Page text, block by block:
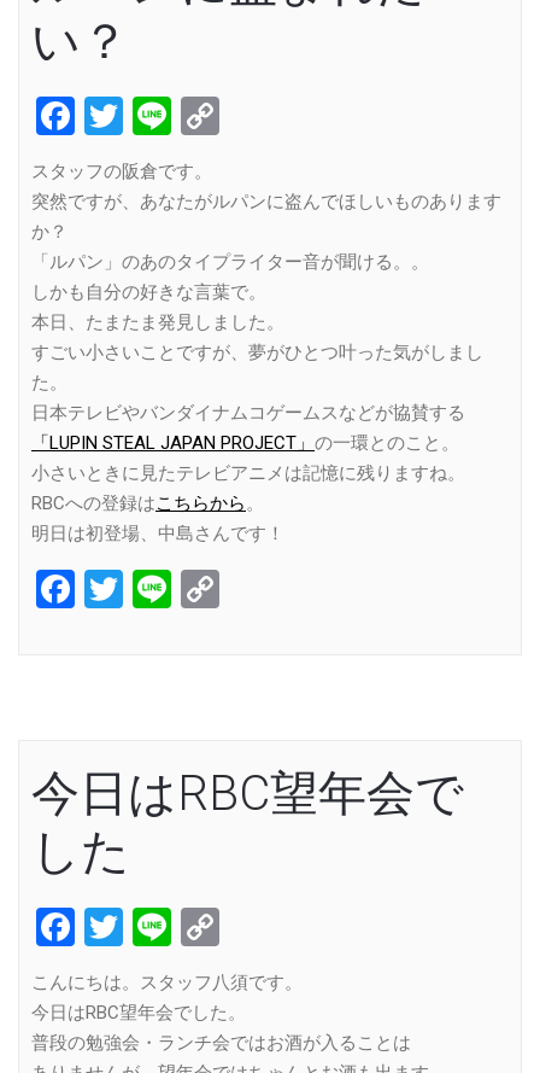
い？
Facebook
Twitter
Line
スタッフの阪倉です。
突然ですが、あなたがルパンに盗んでほしいものあります
か？
「ルパン」のあのタイプライター音が聞ける。。
しかも自分の好きな言葉で。
本日、たまたま発見しました。
すごい小さいことですが、夢がひとつ叶った気がしまし
た。
日本テレビやバンダイナムコゲームスなどが協賛する
「LUPIN STEAL JAPAN PROJECT」 の一環とのこと。
小さいときに見たテレビアニメは記憶に残りますね。
RBCへの登録はこちらから。
明日は初登場、中島さんです！
Facebook
Twitter
Line
今日はRBC望年会で
した
Facebook
Twitter
Line
Link
こんにちは。スタッフ八須です。
今日はRBC望年会でした。
普段の勉強会・ランチ会ではお酒が入ることは